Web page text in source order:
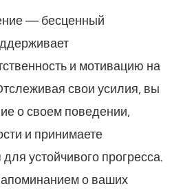
— бесценный
и мотивацию на
свои усилия, вы
о своем поведении,
и принимаете
устойчивого прогресса.
о ваших